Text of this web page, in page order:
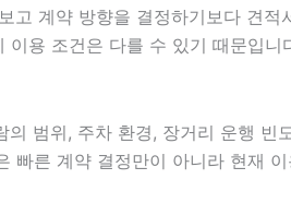
계약 방향을 결정하기보다 견
용 조건은 다를 수 있기 때문입니
범위, 주차 환경, 장거리 운행
른 계약 결정만이 아니라 현재